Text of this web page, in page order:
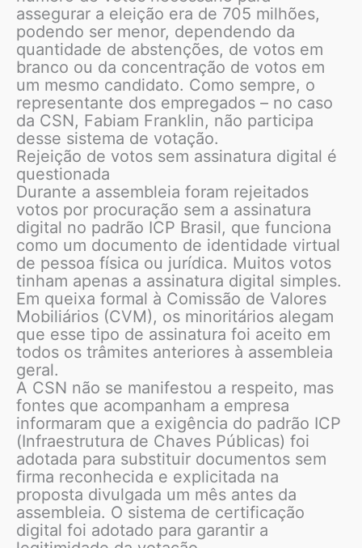
assegurar a eleição era de 705 milhões,
podendo ser menor, dependendo da
quantidade de abstenções, de votos em
branco ou da concentração de votos em
um mesmo candidato. Como sempre, o
representante dos empregados – no caso
da CSN, Fabiam Franklin, não participa
desse sistema de votação.
Rejeição de votos sem assinatura digital é
questionada
Durante a assembleia foram rejeitados
votos por procuração sem a assinatura
digital no padrão ICP Brasil, que funciona
como um documento de identidade virtual
de pessoa física ou jurídica. Muitos votos
tinham apenas a assinatura digital simples.
Em queixa formal à Comissão de Valores
Mobiliários (CVM), os minoritários alegam
que esse tipo de assinatura foi aceito em
todos os trâmites anteriores à assembleia
geral.
A CSN não se manifestou a respeito, mas
fontes que acompanham a empresa
informaram que a exigência do padrão ICP
(Infraestrutura de Chaves Públicas) foi
adotada para substituir documentos sem
firma reconhecida e explicitada na
proposta divulgada um mês antes da
assembleia. O sistema de certificação
digital foi adotado para garantir a